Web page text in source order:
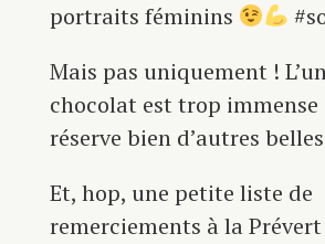
portraits féminins
Mais pas uniquement !
chocolat est trop immense
réserve bien d’autres
Et, hop, une petite liste de
remerciements à la